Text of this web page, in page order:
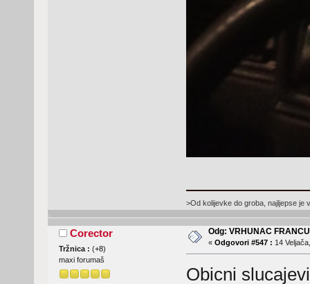
>Od kolijevke do groba, najljepse je
Corector
Tržnica : (+8)
maxi forumaš
Odg: VRHUNAC
« Odgovori #547 : 14
Obicni